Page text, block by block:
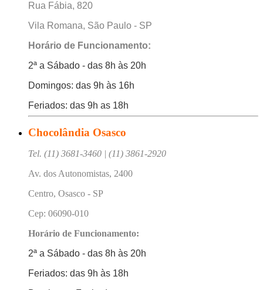
Rua Fábia, 820
Vila Romana, São Paulo - SP
Horário de Funcionamento:
2ª a Sábado - das 8h às 20h
Domingos: das 9h às 16h
Feriados: das 9h as 18h
Chocolândia Osasco
Tel. (11) 3681-3460 | (11) 3861-2920
Av. dos Autonomistas, 2400
Centro, Osasco - SP
Cep: 06090-010
Horário de Funcionamento:
2ª a Sábado - das 8h às 20h
Feriados: das 9h às 18h